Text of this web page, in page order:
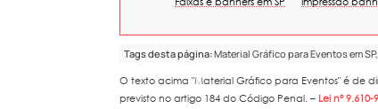
Tags desta página:Material Gráfico para Eventos em
O texto acima "Material Gráfico para Eventos" é de
previsto no artigo 184 do Código Penal. – Lei n°